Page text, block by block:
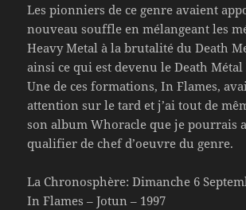
Les pionniers de ce genre avaient
nouveau souffle en mélangeant les
Heavy Metal à la brutalité du Death
ainsi ce qui est devenu le Death
Une de ces formations, In Flames,
attention sur le tard et j’ai tout de
son album Whoracle que je pourrais
qualifier de chef d’oeuvre du genre.
La Chronosphère: Dimanche 6
In Flames – Jotun – 1997